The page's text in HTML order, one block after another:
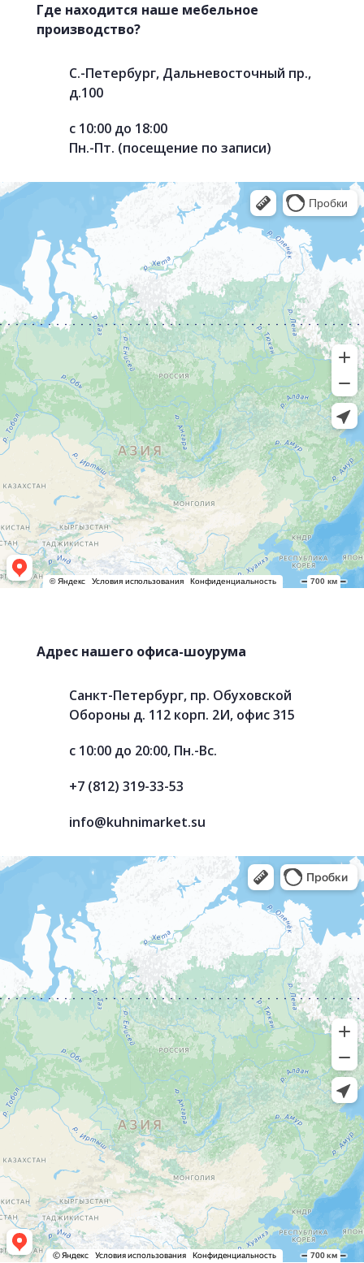
Где находится наше мебельное
производство?
С.-Петербург, Дальневосточный пр.,
д.100
с 10:00 до 18:00
Пн.-Пт. (посещение по записи)
Адрес нашего офиса-шоурума
Санкт-Петербург, пр. Обуховской
Обороны д. 112 корп. 2И, офис 315
с 10:00 до 20:00, Пн.-Вс.
+7 (812) 319-33-53
info@kuhnimarket.su